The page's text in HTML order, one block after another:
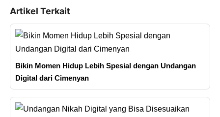
Artikel Terkait
Bikin Momen Hidup Lebih Spesial dengan Undangan
Digital dari Cimenyan